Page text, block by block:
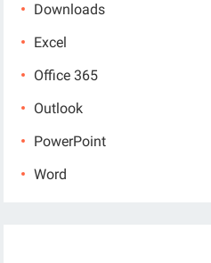
Downloads
Excel
Office 365
Outlook
PowerPoint
Word